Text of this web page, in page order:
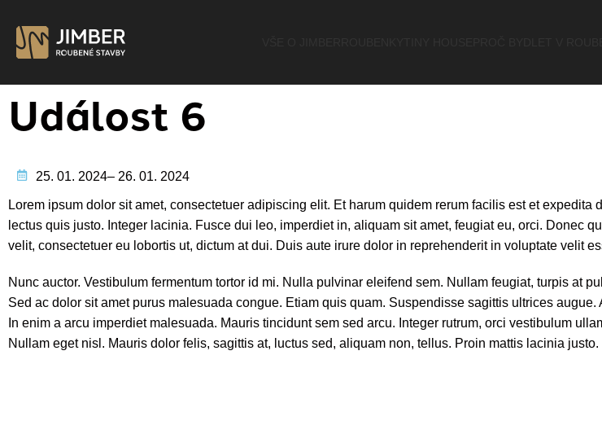
Událost 6
25. 01. 2024– 26. 01. 2024
Lorem ipsum dolor sit amet, consectetuer adipiscing elit. Et harum quidem rerum facilis est et
lectus quis justo. Integer lacinia. Fusce dui leo, imperdiet in, aliquam sit amet, feugiat eu, orci. Donec
velit, consectetuer eu lobortis ut, dictum at dui. Duis aute irure dolor in reprehenderit in voluptate velit
Nunc auctor. Vestibulum fermentum tortor id mi. Nulla pulvinar eleifend sem. Nullam feugiat, turpis at
Sed ac dolor sit amet purus malesuada congue. Etiam quis quam. Suspendisse sagittis ultrices
In enim a arcu imperdiet malesuada. Mauris tincidunt sem sed arcu. Integer rutrum, orci vestibulum
Nullam eget nisl. Mauris dolor felis, sagittis at, luctus sed, aliquam non, tellus. Proin mattis lacinia justo.